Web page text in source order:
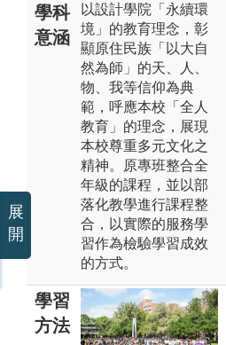
學科
意涵
以設計學院「永續環
境」的教育理念，彰
顯原住民族「以大自
然為師」的天、人、
物、我等信仰為典
範，呼應本校「全人
教育」的理念，展現
本校尊重多元文化之
精神。原專班整合全
年級的課程，並以部
落化教學進行課程整
合，以實際的服務學
習作為檢驗學習成效
的方式。
學習
方法
展
開